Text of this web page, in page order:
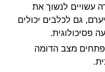
עשויים לנשוך את
גם לכלבים יכולים
פסיכולוגית.
מצב הדומה